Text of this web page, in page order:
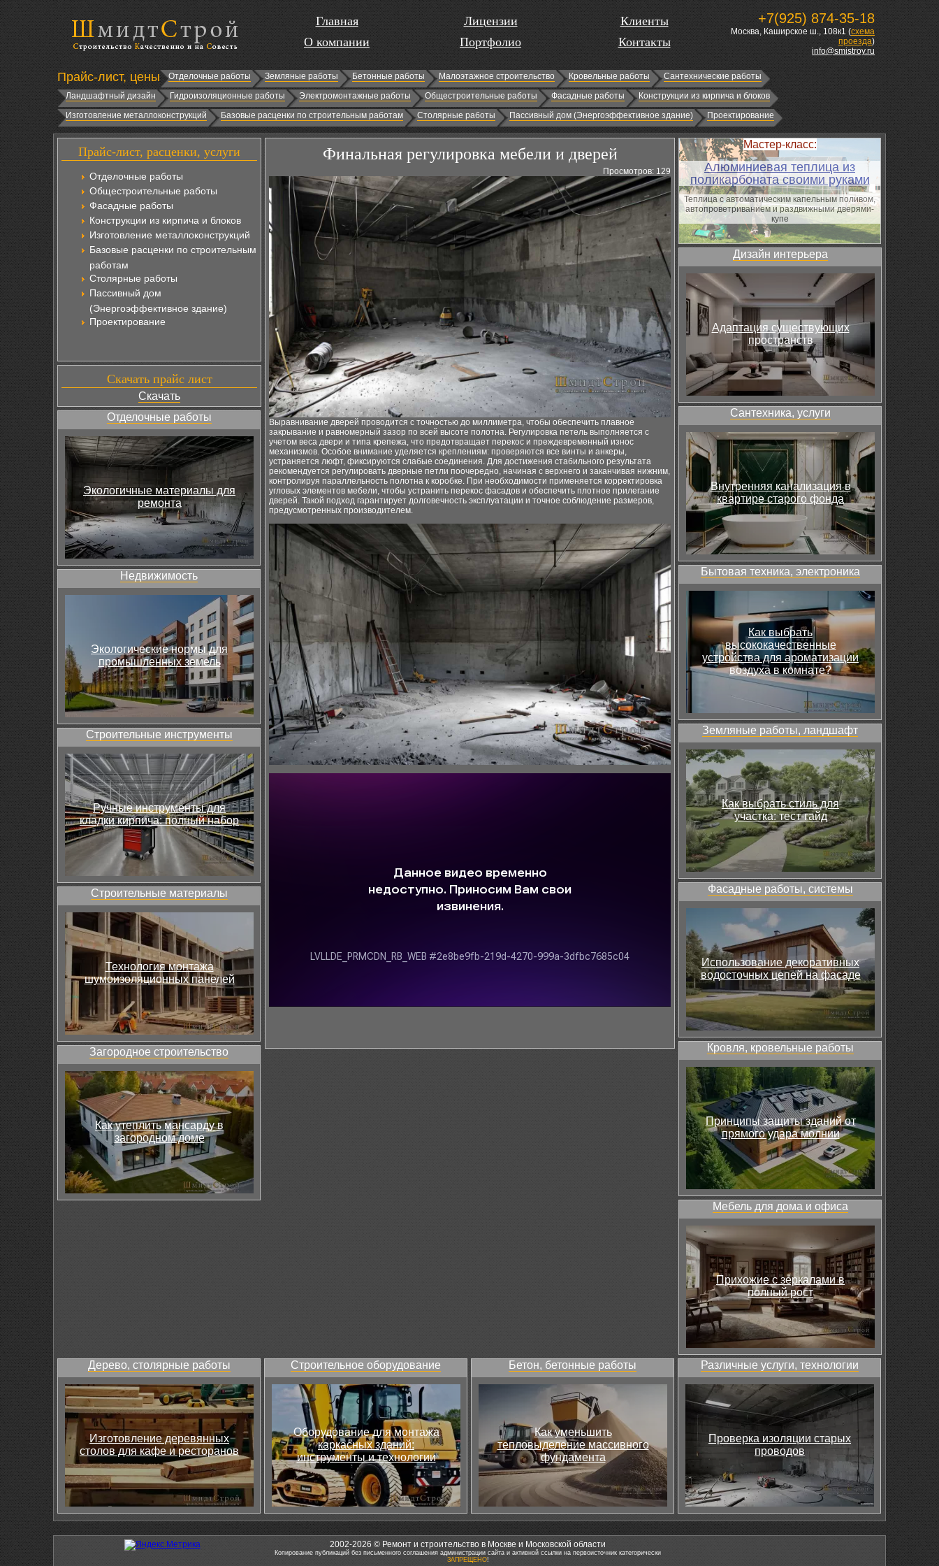
Главная
О компании
Лицензии
Портфолио
Клиенты
Контакты
+7(925) 874-35-18
Москва, Каширское ш., 108к1 (схема
проезда)
info@smistroy.ru
Прайс-лист, цены Отделочные работы Земляные работы Бетонные работы Малоэтажное строительство Кровельные работы
Сантехнические работы
Ландшафтный дизайн
Гидроизоляционные работы Электромонтажные работы Общестроительные работы Фасадные работы
Конструкции из кирпича и блоков
Изготовление металлоконструкций
Базовые расценки по строительным работам Столярные работы Пассивный дом (Энергоэффективное здание) Проектирование
Прайс-лист, расценки, услуги
Отделочные работы
Общестроительные работы
Фасадные работы
Конструкции из кирпича и блоков
Изготовление металлоконструкций
Базовые расценки по строительным
работам
Столярные работы
Пассивный дом
(Энергоэффективное здание)
Проектирование
Скачать прайс лист
Скачать
Отделочные работы
Экологичные материалы для
ремонта
Недвижимость
Экологические нормы для
промышленных земель
Строительные инструменты
Ручные инструменты для
кладки кирпича: полный набор
Строительные материалы
Технология монтажа
шумоизоляционных панелей
Загородное строительство
Как утеплить мансарду в
загородном доме
Финальная регулировка мебели и дверей
Просмотров: 129
Выравнивание дверей проводится с точностью до миллиметра, чтобы обеспечить плавное
закрывание и равномерный зазор по всей высоте полотна. Регулировка петель выполняется с
учетом веса двери и типа крепежа, что предотвращает перекос и преждевременный износ
механизмов. Особое внимание уделяется креплениям: проверяются все винты и анкеры,
устраняется люфт, фиксируются слабые соединения. Для достижения стабильного результата
рекомендуется регулировать дверные петли поочередно, начиная с верхнего и заканчивая нижним,
контролируя параллельность полотна к коробке. При необходимости применяется корректировка
угловых элементов мебели, чтобы устранить перекос фасадов и обеспечить плотное прилегание
дверей. Такой подход гарантирует долговечность эксплуатации и точное соблюдение размеров,
предусмотренных производителем.
Мастер-класс:
Алюминиевая теплица из
поликарбоната своими руками
Теплица с автоматическим капельным поливом,
автопроветриванием и раздвижными дверями-
купе
Дизайн интерьера
Адаптация существующих
пространств
Сантехника, услуги
Внутренняя канализация в
квартире старого фонда
Бытовая техника, электроника
Как выбрать
высококачественные
устройства для ароматизации
воздуха в комнате?
Земляные работы, ландшафт
Как выбрать стиль для
участка: тест-гайд
Фасадные работы, системы
Использование декоративных
водосточных цепей на фасаде
Кровля, кровельные работы
Принципы защиты зданий от
прямого удара молнии
Мебель для дома и офиса
Прихожие с зеркалами в
полный рост
Дерево, столярные работы
Изготовление деревянных
столов для кафе и ресторанов
Строительное оборудование
Оборудование для монтажа
каркасных зданий:
инструменты и технологии
Бетон, бетонные работы
Как уменьшить
тепловыделение массивного
фундамента
Различные услуги, технологии
Проверка изоляции старых
проводов
2002-2026 © Ремонт и строительство в Москве и Московской области
Копирование публикаций без письменного соглашения администрации сайта и активной ссылки на первоисточник категорически
ЗАПРЕЩЕНО!